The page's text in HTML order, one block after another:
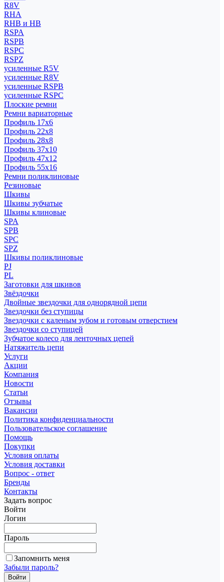
R8V
RHA
RHB и HB
RSPA
RSPB
RSPC
RSPZ
усиленные R5V
усиленные R8V
усиленные RSPB
усиленные RSPC
Плоские ремни
Ремни вариаторные
Профиль 17x6
Профиль 22x8
Профиль 28x8
Профиль 37x10
Профиль 47x12
Профиль 55x16
Ремни поликлиновые
Резиновые
Шкивы
Шкивы зубчатые
Шкивы клиновые
SPA
SPB
SPC
SPZ
Шкивы поликлиновые
PJ
PL
Заготовки для шкивов
Звёздочки
Двойные звездочки для однорядной цепи
Звездочки без ступицы
Звездочки с каленым зубом и готовым отверстием
Звездочки со ступицей
Зубчатое колесо для ленточных цепей
Натяжитель цепи
Услуги
Акции
Компания
Новости
Статьи
Отзывы
Вакансии
Политика конфиденциальности
Пользовательское соглашение
Помощь
Покупки
Условия оплаты
Условия доставки
Вопрос - ответ
Бренды
Контакты
Задать вопрос
Войти
Логин
Пароль
Запомнить меня
Забыли пароль?